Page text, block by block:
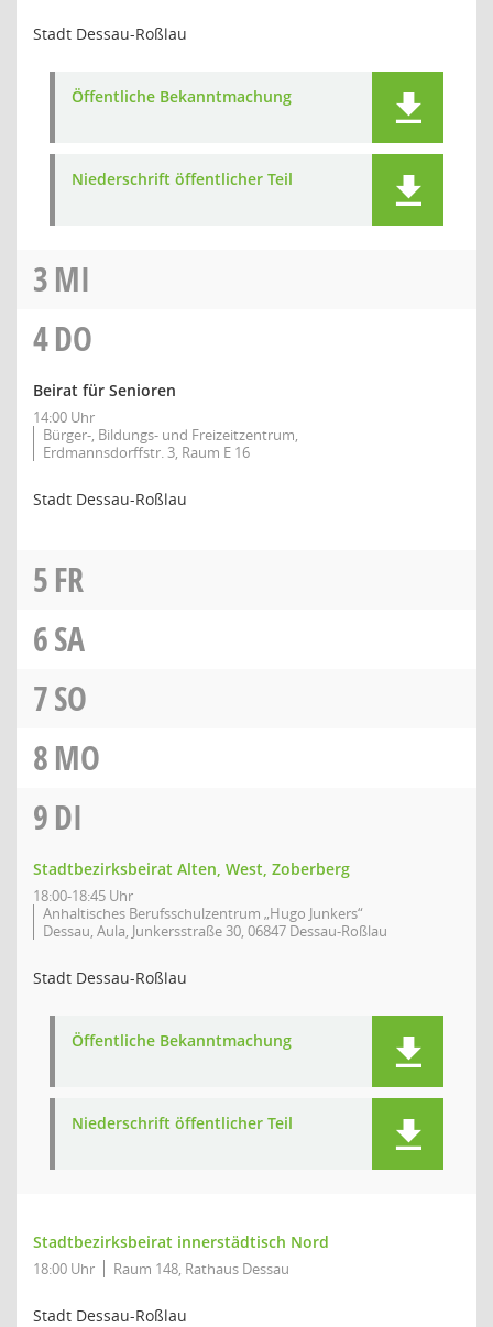
Stadt Dessau-Roßlau
Öffentliche Bekanntmachung
Niederschrift öffentlicher Teil
3MI
4DO
Beirat für Senioren
14:00 Uhr
Bürger-, Bildungs- und Freizeitzentrum,
Erdmannsdorffstr. 3, Raum E 16
Stadt Dessau-Roßlau
5FR
6SA
7SO
8MO
9DI
Stadtbezirksbeirat Alten, West, Zoberberg
18:00-18:45 Uhr
Anhaltisches Berufsschulzentrum „Hugo Junkers“
Dessau, Aula, Junkersstraße 30, 06847 Dessau-Roßlau
Stadt Dessau-Roßlau
Öffentliche Bekanntmachung
Niederschrift öffentlicher Teil
Stadtbezirksbeirat innerstädtisch Nord
18:00 Uhr Raum 148, Rathaus Dessau
Stadt Dessau-Roßlau